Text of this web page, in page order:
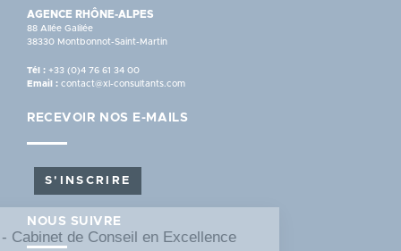
XL Consultants - Cabinet de Conseil en Excellence
AGENCE RHÔNE-ALPES
88 Allée Galilée
38330 Montbonnot-Saint-Martin
Tél : +33 (0)4 76 61 34 00
Email : contact@xl-consultants.com
RECEVOIR NOS E-MAILS
S'INSCRIRE
NOUS SUIVRE